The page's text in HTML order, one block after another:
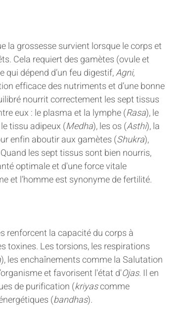
la grossesse survient lorsque le corps et
Cela requiert des gamètes (ovule et
dépend d’un feu digestif, Agni,
efficace des nutriments et d’une bonne
nourrit correctement les sept tissus
eux : le plasma et la lymphe (Rasa), le
tissu adipeux (Medha), les os (Asthi), la
enfin aboutir aux gamètes (Shukra),
les sept tissus sont bien nourris,
optimale et d'une force vitale
et l’homme est synonyme de fertilité.
renforcent la capacité du corps à
toxines. Les torsions, les respirations
), les enchaînements comme la Salutation
et favorisent l'état d'Ojas. Il en
de purification (kriyas comme
(bandhas).